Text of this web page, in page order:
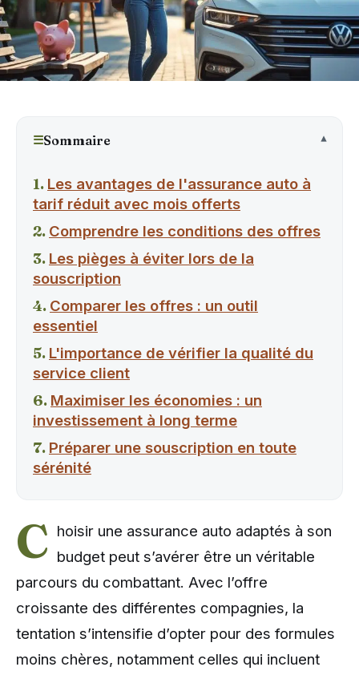
☰Sommaire
Les avantages de l'assurance auto à
tarif réduit avec mois offerts
Comprendre les conditions des offres
Les pièges à éviter lors de la
souscription
Comparer les offres : un outil
essentiel
L'importance de vérifier la qualité du
service client
Maximiser les économies : un
investissement à long terme
Préparer une souscription en toute
sérénité
C hoisir une assurance auto adaptés à son
budget peut s’avérer être un véritable
parcours du combattant. Avec l’offre
croissante des différentes compagnies, la
tentation s’intensifie d’opter pour des formules
moins chères, notamment celles qui incluent